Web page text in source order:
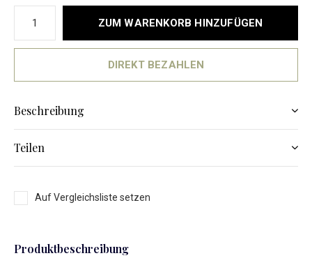
ZUM WARENKORB HINZUFÜGEN
DIREKT BEZAHLEN
Beschreibung
Teilen
Auf Vergleichsliste setzen
Produktbeschreibung